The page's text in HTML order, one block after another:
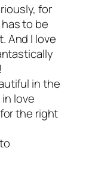
for
to be
And I love
in the
love
the right